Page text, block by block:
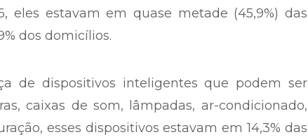
eles estavam em quase metade (45,9%) das
dos domicílios.
de dispositivos inteligentes que podem ser
caixas de som, lâmpadas, ar-condicionado,
esses dispositivos estavam em 14,3% das